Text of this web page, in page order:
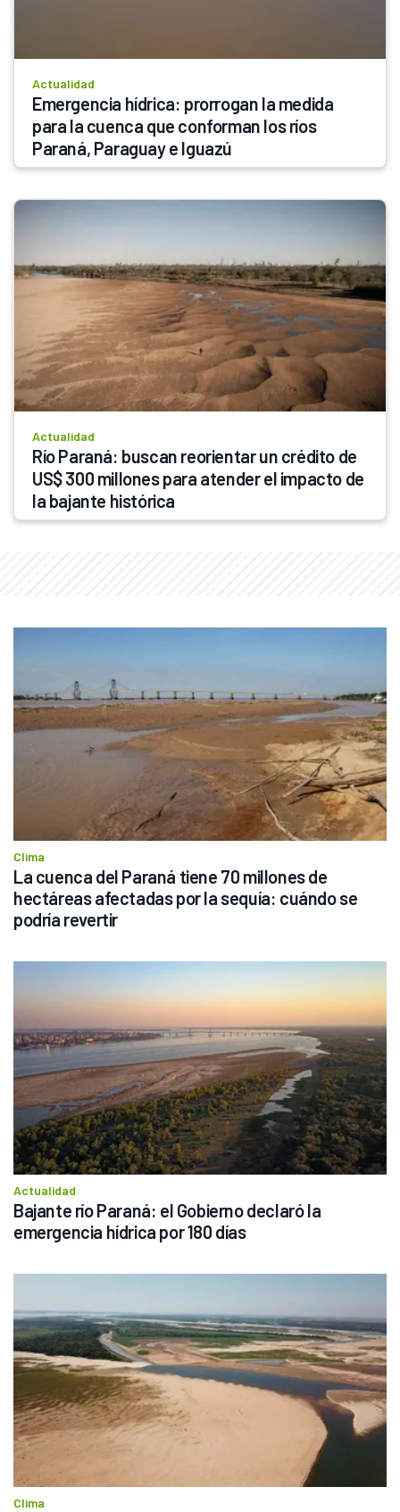
Actualidad
Emergencia hídrica: prorrogan la medida
para la cuenca que conforman los ríos
Paraná, Paraguay e Iguazú
Actualidad
Río Paraná: buscan reorientar un crédito de
US$ 300 millones para atender el impacto de
la bajante histórica
Clima
La cuenca del Paraná tiene 70 millones de
hectáreas afectadas por la sequía: cuándo se
podría revertir
Actualidad
Bajante río Paraná: el Gobierno declaró la
emergencia hídrica por 180 días
Clima